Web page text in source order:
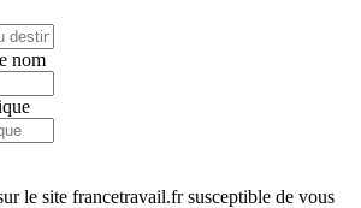
nom
le site francetravail.fr susceptible de vous